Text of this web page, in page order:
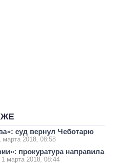
суд вернул Чеботарю
марта 2018, 08:58
прокуратура направила
1 марта 2018, 08:44